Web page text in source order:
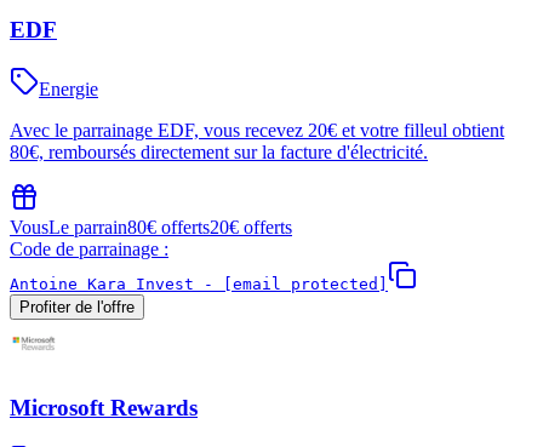
EDF
Energie
Avec le parrainage EDF, vous recevez 20€ et votre filleul obtient
80€, remboursés directement sur la facture d'électricité.
VousLe parrain80€ offerts20€ offerts
Code de parrainage :
Antoine Kara Invest -
[email protected]
Profiter de l'offre
Microsoft Rewards